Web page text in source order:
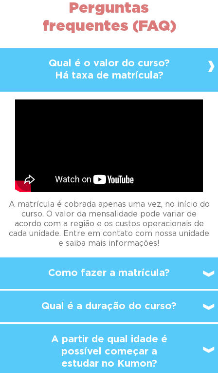
Perguntas
frequentes (FAQ)
Qual é o valor do curso?
Há taxa de matrícula?
A matrícula é cobrada apenas uma vez, no início do
curso. O valor da mensalidade pode variar de
acordo com a região e os custos operacionais de
cada unidade. Entre em contato com nossa unidade
e saiba mais informações!
Como fazer a matrícula?
Qual é a duração do curso?
A partir de qual idade é
possível começar a
estudar no Kumon?